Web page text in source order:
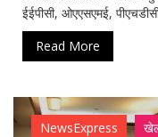
ईईपीसी, ओएएसएमई,
Read More
NewsExpress